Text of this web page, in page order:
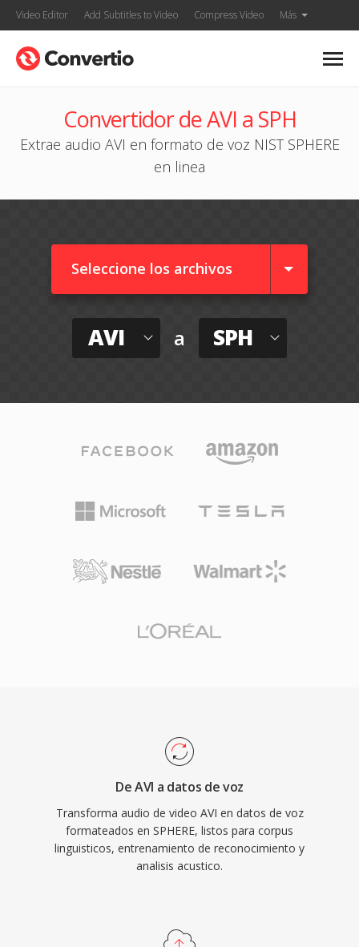
Video Editor Add Subtitles to Video Compress Video Más
Convertidor de AVI a SPH
Extrae audio AVI en formato de voz NIST SPHERE
en linea
Seleccione los archivos
AVI a SPH
De AVI a datos de voz
Transforma audio de video AVI en datos de voz
formateados en SPHERE, listos para corpus
linguisticos, entrenamiento de reconocimiento y
analisis acustico.